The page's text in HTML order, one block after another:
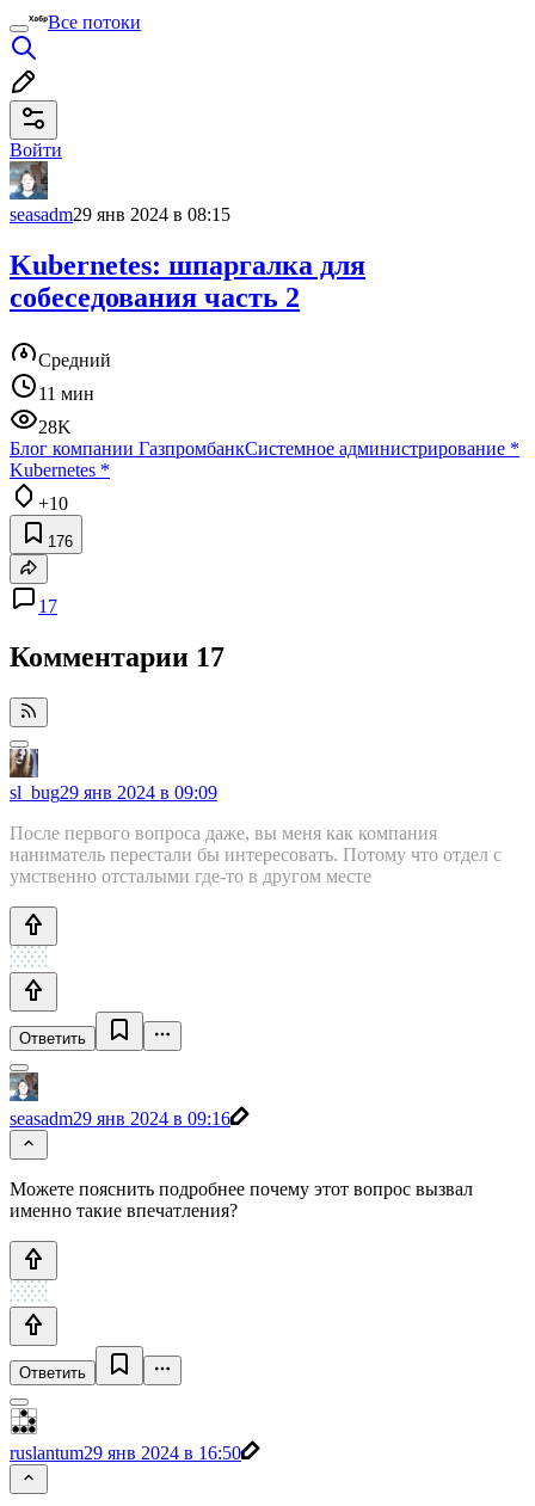
Все потоки
Войти
seasadm29 янв 2024 в 08:15
Kubernetes: шпаргалка для
собеседования часть 2
Средний
11 мин
28K
Блог компании ГазпромбанкСистемное администрирование *
Kubernetes *
+10
176
17
Комментарии 17
sl_bug29 янв 2024 в 09:09
После первого вопроса даже, вы меня как компания
наниматель перестали бы интересовать. Потому что отдел с
умственно отсталыми где-то в другом месте
Ответить
seasadm29 янв 2024 в 09:16
Можете пояснить подробнее почему этот вопрос вызвал
именно такие впечатления?
Ответить
ruslantum29 янв 2024 в 16:50